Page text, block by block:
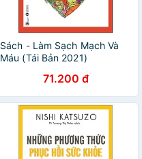
Sách - Làm Sạch Mạch Và
Máu (Tái Bản 2021)
71.200 đ